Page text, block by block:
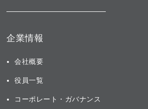
企業情報
会社概要
役員一覧
コーポレート・ガバナンス